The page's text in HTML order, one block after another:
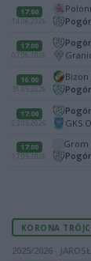
17:00
14.06.2026
17:00
07.06.2026
16:00
31.05.2026
Bizon
17:00
23.05.2026
GKS
17:00
17.05.2026
Grom
KORONA
2025/2026 ·